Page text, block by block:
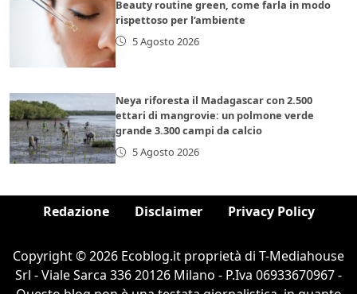
Beauty routine green, come farla in modo
rispettoso per l’ambiente
5 Agosto 2026
Neya riforesta il Madagascar con 2.500
ettari di mangrovie: un polmone verde
grande 3.300 campi da calcio
5 Agosto 2026
Redazione Disclaimer Privacy Policy
Copyright © 2026 Ecoblog.it proprietà di T-Mediahouse
Srl - Viale Sarca 336 20126 Milano - P.Iva 06933670967 -